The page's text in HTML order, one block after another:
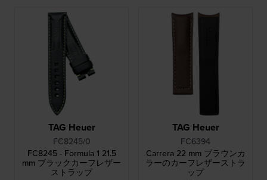
TAG Heuer
FC8245/0
FC8245 - Formula 1 21.5
mm ブラックカーフレザー
ストラップ
TAG Heuer
FC6394
Carrera 22 mm ブラウンカ
ラーのカーフレザーストラ
ップ